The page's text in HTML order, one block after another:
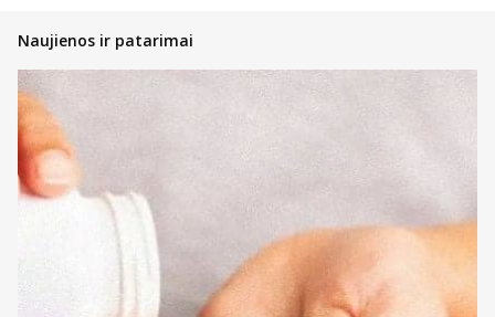
Naujienos ir patarimai